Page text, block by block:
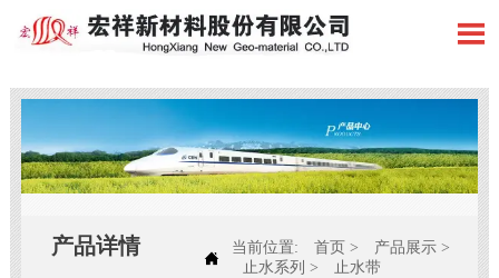

产品详情 
当前位置: 首页 > 产品展示 >
止水系列 > 止水带